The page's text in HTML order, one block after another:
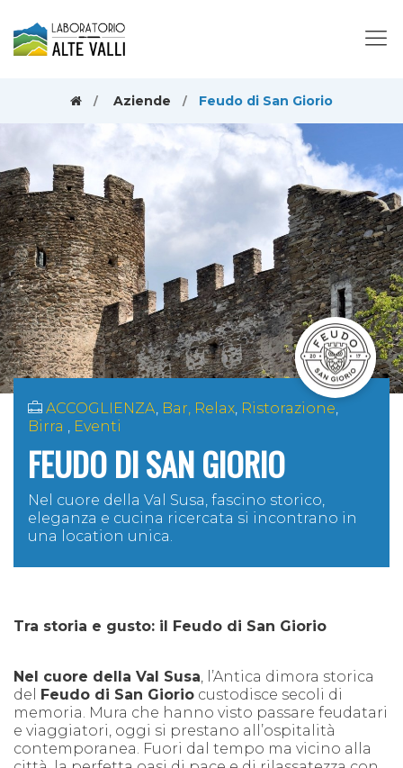
Aziende Feudo di San Giorio
ACCOGLIENZA Bar, Relax Ristorazione
Birra
Eventi
FEUDO DI SAN GIORIO
Nel cuore della Val Susa, fascino storico,
eleganza e cucina ricercata si incontrano in
una location unica.
Tra storia e gusto: il Feudo di San Giorio
Nel cuore della Val Susa , l’Antica dimora storica
del Feudo di San Giorio custodisce secoli di
memoria. Mura che hanno visto passare feudatari
e viaggiatori, oggi si prestano all’ospitalità
contemporanea. Fuori dal tempo ma vicino alla